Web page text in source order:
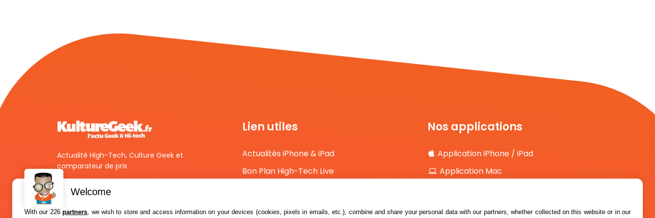
Actualité High-Tech, Culture Geek et
comparateur de prix
Lien utiles
Actualités iPhone & iPad
Bon Plan High-Tech Live
Nos applications
Application iPhone / iPad
Application Mac
Welcome
With our 226partners, we wish to store and access information on your devices (cookies, pixels in emails, etc.), combine and share your personal data with our partners, whether collected on this website or in our